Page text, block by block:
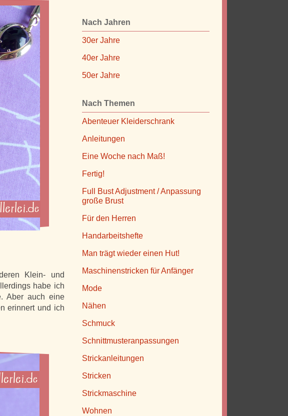
Klein- und
habe ich
Aber auch eine
erinnert und ich
Nach Jahren
30er Jahre
40er Jahre
50er Jahre
Nach Themen
Abenteuer Kleiderschrank
Anleitungen
Eine Woche nach Maß!
Fertig!
Full Bust Adjustment / Anpassung
große Brust
Für den Herren
Handarbeitshefte
Man trägt wieder einen Hut!
Maschinenstricken für Anfänger
Mode
Nähen
Schmuck
Schnittmusteranpassungen
Strickanleitungen
Stricken
Strickmaschine
Wohnen